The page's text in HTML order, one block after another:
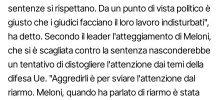
sentenze si rispettano. Da un punto di vista politico è
giusto che i giudici facciano il loro lavoro indisturbati",
ha detto. Secondo il leader l'atteggiamento di Meloni,
che si è scagliata contro la sentenza nasconderebbe
un tentativo di distogliere l'attenzione dai temi della
difesa Ue. "Aggredirli è per sviare l'attenzione dal
riarmo. Meloni, quando ha parlato di riarmo è stata